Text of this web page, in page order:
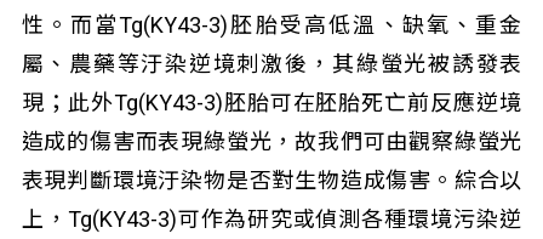
性。而當Tg(KY43-3)胚胎受高低溫、缺氧、重金
屬、農藥等汙染逆境刺激後，其綠螢光被誘發表
現；此外Tg(KY43-3)胚胎可在胚胎死亡前反應逆境
造成的傷害而表現綠螢光，故我們可由觀察綠螢光
表現判斷環境汙染物是否對生物造成傷害。綜合以
上，Tg(KY43-3)可作為研究或偵測各種環境污染逆